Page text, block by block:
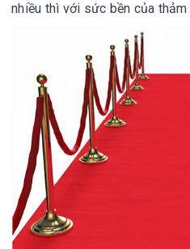
nhiều thì với sức bền của